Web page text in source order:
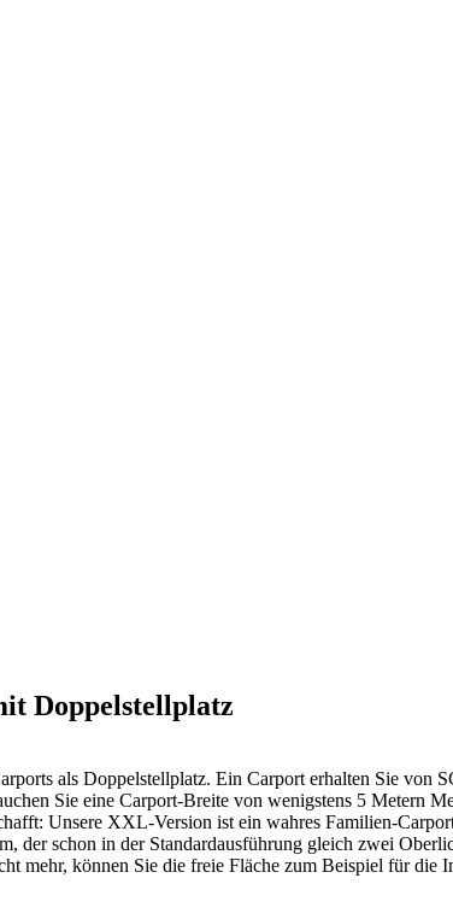
Doppelstellplatz
als Doppelstellplatz. Ein Carport erhalten Sie von
Sie eine Carport-Breite von wenigstens 5 Metern
Unsere XXL-Version ist ein wahres Familien-
der schon in der Standardausführung gleich zwei
mehr, können Sie die freie Fläche zum Beispiel für die